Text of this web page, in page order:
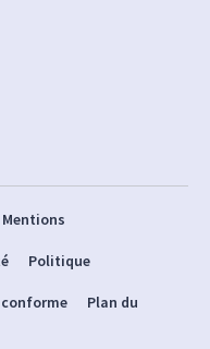
Mentions
Politique
Plan du